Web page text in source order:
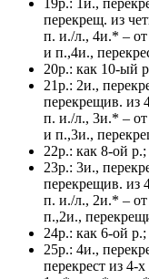
перекрещ. из
п. и./л., 4и.* –
и п.,4и.,
20р.: как 10-ый
21р.: 2и.,
перекрещив. из
п. и./л., 3и.* –
и п.,3и.,
22р.: как 8-ой р.;
23р.: 3и.,
перекрещив. из
п. и./л., 2и.* –
п.,2и.,
24р.: как 6-ой р.;
25р.: 4и.,
перекрест из 4-